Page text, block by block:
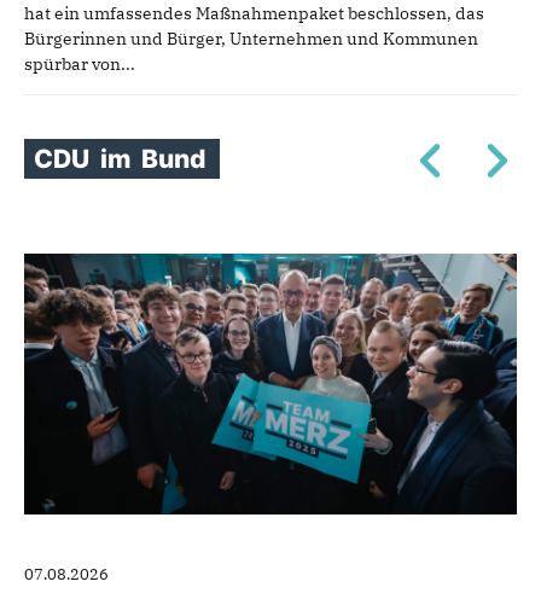
hat ein umfassendes Maßnahmenpaket beschlossen, das
Bürgerinnen und Bürger, Unternehmen und Kommunen
spürbar von...
CDU im Bund
07.08.2026